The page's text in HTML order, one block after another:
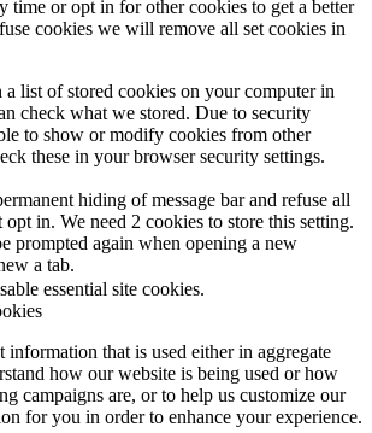
time or opt in for other cookies to get a better
cookies we will remove all set cookies in
list of stored cookies on your computer in
check what we stored. Due to security
to show or modify cookies from other
these in your browser security settings.
hiding of message bar and refuse all
in. We need 2 cookies to store this setting.
prompted again when opening a new
a tab.
essential site cookies.
information that is used either in aggregate
how our website is being used or how
campaigns are, or to help us customize our
for you in order to enhance your experience.